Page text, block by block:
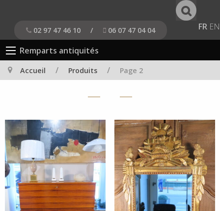
02 97 47 46 10 / 06 07 47 04 04 FR EN
Remparts antiquités
Accueil / Produits / Page 2